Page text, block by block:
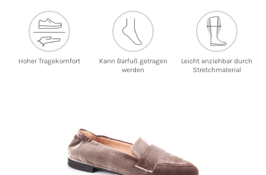
Hoher Tragekomfort
Kann Barfuß getragen
werden
Leicht anziehbar durch
Stretchmaterial